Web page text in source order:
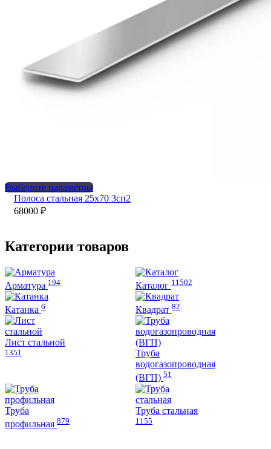
Выберите параметрыЭтот
товар
можно
Полоса стальная 25х70 3сп2
68000 ₽
Категории товаров
Арматура 194 Каталог 11502
Катанка 6 Квадрат 82
Лист стальной
1351
Труба
водогазопроводная
(ВГП) 51
Труба
профильная 879
Труба стальная
1155